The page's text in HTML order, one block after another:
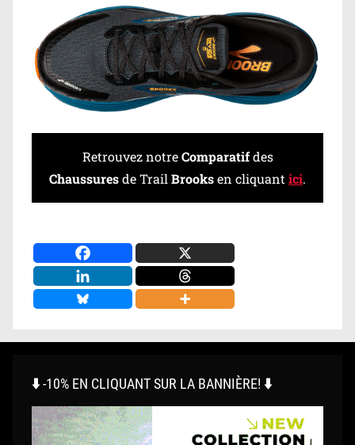
Retrouvez notreComparatifdes
Chaussuresde Trail Brooksen cliquant ici.
⬇️ -10% EN CLIQUANT SUR LA BANNIÈRE! ⬇️